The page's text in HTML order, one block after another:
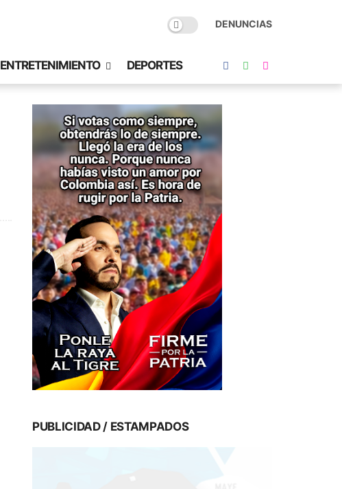
DENUNCIAS
ENTRETENIMIENTO DEPORTES
PUBLICIDAD / ESTAMPADOS